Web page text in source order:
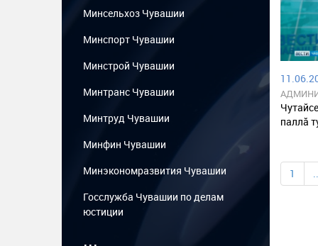
Минсельхоз Чувашии
Минспорт Чувашии
Минстрой Чувашии
Минтранс Чувашии
Минтруд Чувашии
Минфин Чувашии
Минэкономразвития Чувашии
Госслужба Чувашии по делам
юстиции
...
паллӑ
1